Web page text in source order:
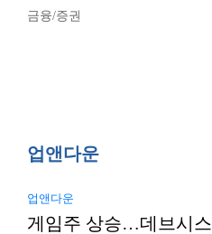
금융/증권
업앤다운
업앤다운
게임주 상승…데브시스